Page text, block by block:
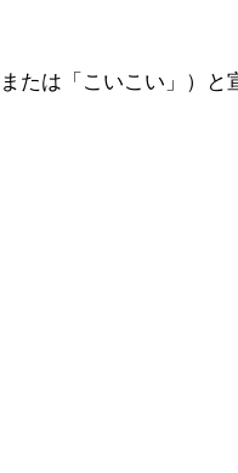
は「こいこい」）と